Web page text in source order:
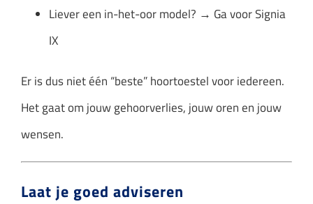
Liever een in-het-oor model? → Ga voor Signia
IX
Er is dus niet één “beste” hoortoestel voor iedereen.
Het gaat om jouw gehoorverlies, jouw oren en jouw
wensen.
Laat je goed adviseren